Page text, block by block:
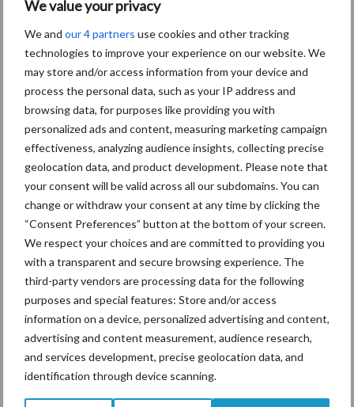
We value your privacy
We and our 4 partners use cookies and other tracking
technologies to improve your experience on our website. We
may store and/or access information from your device and
process the personal data, such as your IP address and
browsing data, for purposes like providing you with
personalized ads and content, measuring marketing campaign
effectiveness, analyzing audience insights, collecting precise
geolocation data, and product development. Please note that
your consent will be valid across all our subdomains. You can
change or withdraw your consent at any time by clicking the
“Consent Preferences” button at the bottom of your screen.
We respect your choices and are committed to providing you
with a transparent and secure browsing experience. The
third-party vendors are processing data for the following
purposes and special features: Store and/or access
information on a device, personalized advertising and content,
advertising and content measurement, audience research,
and services development, precise geolocation data, and
identification through device scanning.
Grondstoffenmarkt blijft
grillig: droogte en
geopolitiek houden handel
in de greep
De speenhuid: een vaak
onderschatte risicofactor
voor mastitis
ForFarmers ziet volume en
marktaandeel groeien in
krimpende Nederlandse
markt
Themapagina's